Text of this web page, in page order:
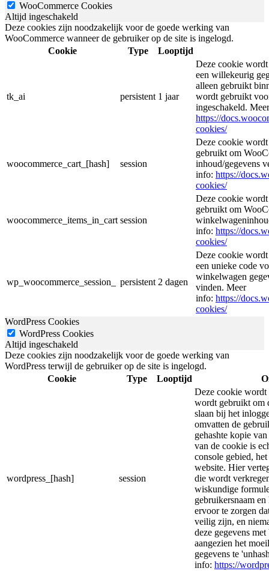
WooCommerce Cookies
Altijd ingeschakeld
Deze cookies zijn noodzakelijk voor de goede werking van
WooCommerce wanneer de gebruiker op de site is ingelogd.
Cookie
Type Looptijd
tk_ai persistent 1 jaar
Deze cookie
een willekeurig
alleen gebruikt
wordt gebruikt
ingeschakeld.
https://
cookies/
woocommerce_cart_[hash] session
Deze cookie
gebruikt om
inhoud/gegevens
info: https://
cookies/
woocommerce_items_in_cart session
Deze cookie
gebruikt om
info: https://
cookies/
wp_woocommerce_session_ persistent 2 dagen
Deze cookie
een unieke code
winkelwagen
vinden. Meer
info: https://
cookies/
WordPress Cookies
WordPress Cookies
Altijd ingeschakeld
Deze cookies zijn noodzakelijk voor de goede werking van
WordPress terwijl de gebruiker op de site is ingelogd.
Cookie
Type Looptijd
wordpress_[hash] session
Deze cookie wordt
wordt gebruikt om
slaan bij het
omvatten de
gehashte kopie
van de cookie is
console gebied,
website. Hier
die wordt
wiskundige
gebruikersnaam
ervoor te zorgen
veilig zijn, en
deze gegevens
aangezien het
gegevens te
info: https://